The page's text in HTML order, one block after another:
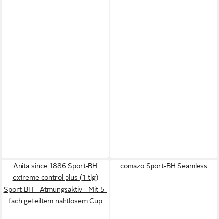
Anita since 1886 Sport-BH
extreme control plus (1-tlg)
Sport-BH - Atmungsaktiv - Mit 5-
fach geteiltem nahtlosem Cup
comazo Sport-BH Seamless